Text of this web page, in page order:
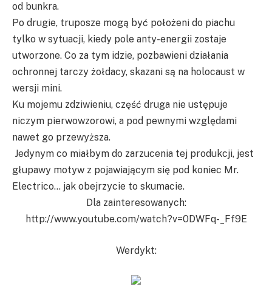
od bunkra.
Po drugie, truposze mogą być położeni do piachu
tylko w sytuacji, kiedy pole anty-energii zostaje
utworzone. Co za tym idzie, pozbawieni działania
ochronnej tarczy żołdacy, skazani są na holocaust w
wersji mini.
Ku mojemu zdziwieniu, część druga nie ustępuje
niczym pierwowzorowi, a pod pewnymi względami
nawet go przewyższa.
Jedynym co miałbym do zarzucenia tej produkcji, jest
głupawy motyw z pojawiającym się pod koniec Mr.
Electrico… jak obejrzycie to skumacie.
Dla zainteresowanych:
http://www.youtube.com/watch?v=0DWFq-_Ff9E
Werdykt: